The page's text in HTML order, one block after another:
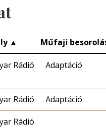
▲ Műfaji
Rádió Adaptáció
Rádió Adaptáció
Rádió